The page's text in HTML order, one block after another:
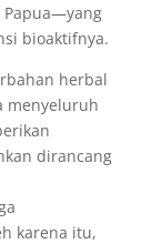
bioaktifnya.
herbal
menyeluruh
dirancang
karena itu,